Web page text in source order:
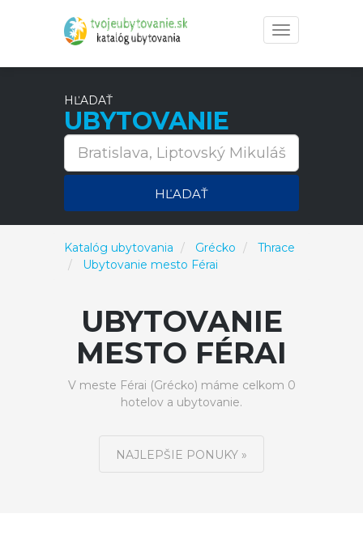
Toggle
navigation
HĽADAŤ
UBYTOVANIE
HĽADAŤ
Katalóg ubytovania Grécko
Thrace
Ubytovanie mesto Férai
UBYTOVANIE
MESTO FÉRAI
V meste Férai (Grécko) máme celkom 0
hotelov a ubytovanie.
NAJLEPŠIE PONUKY »